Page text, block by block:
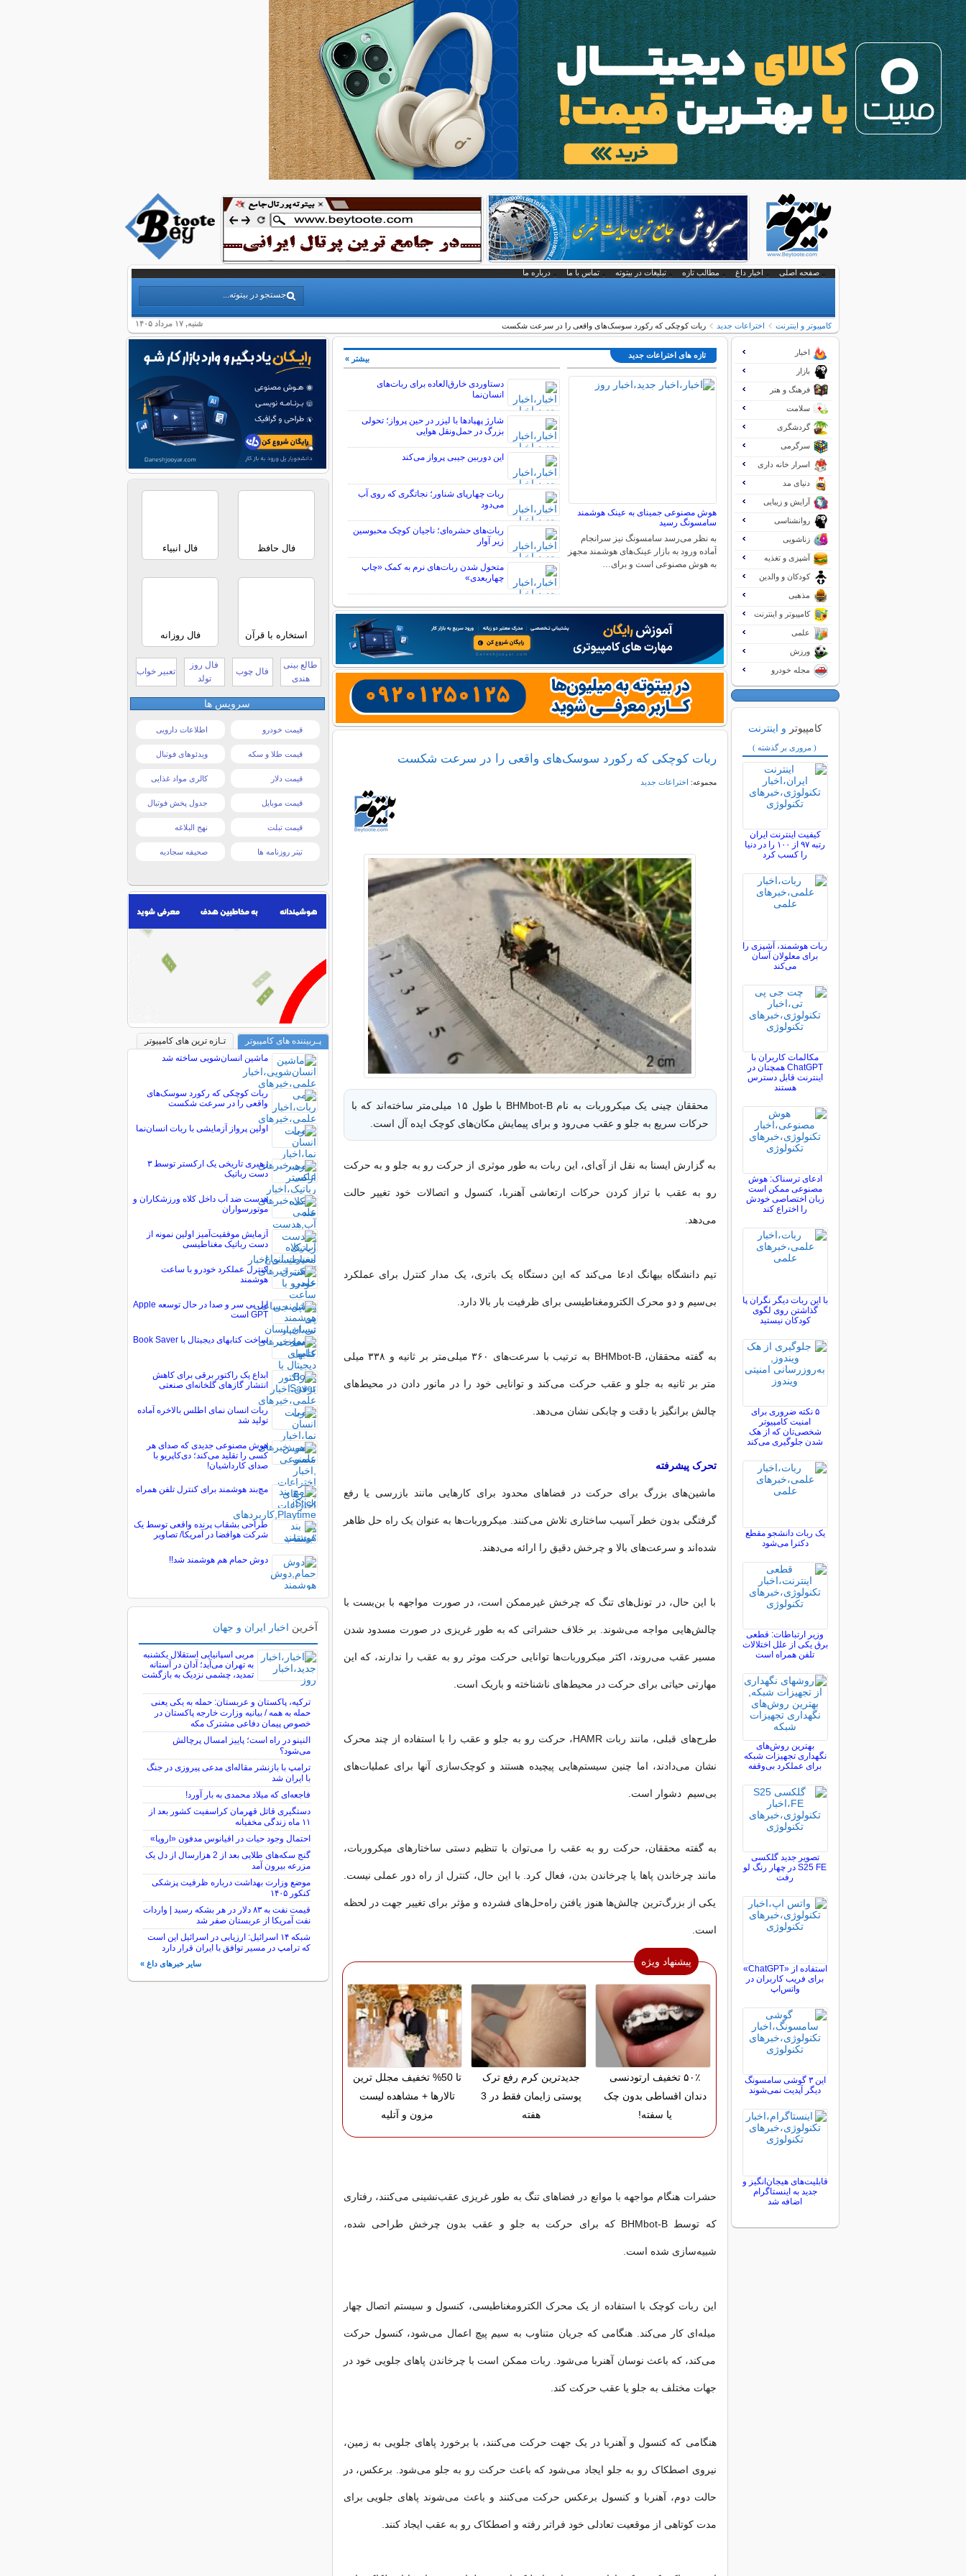
صفحه اصلی اخبار داغ مطالب تازه تبلیغات در بیتوته تماس با ما درباره ما
شنبه, ۱۷ مرداد ۱۴۰۵ کامپیوتر و اینترنت اختراعات جدید ربات کوچکی که رکورد سوسک‌های واقعی را در سرعت شکست
تازه های اختراعات جدید
هوش مصنوعی جمینای به عینک هوشمند
سامسونگ رسید
به نظر می‌رسد سامسونگ نیز سرانجام
آماده ورود به بازار عینک‌های هوشمند مجهز
به هوش مصنوعی است و برای…
دستاوردی خارق‌العاده برای ربات‌های
انسان‌نما
شارژ پهپادها با لیزر در حین پرواز؛ تحولی
بزرگ در حمل‌ونقل هوایی
این دوربین جیبی پرواز می‌کند
ربات چهارپای شناور؛ نجاتگری که روی آب
می‌دود
ربات‌های حشره‌ای؛ ناجیان کوچک محبوسین
زیر آوار
متحول شدن ربات‌های نرم به کمک «چاپ
چهاربعدی»
بیشتر »
ربات کوچکی که رکورد سوسک‌های واقعی را در سرعت شکست
مجموعه: اختراعات جدید
محققان چینی یک میکروربات به نام BHMbot-B با طول ۱۵ میلی‌متر ساخته‌اند که با
حرکات سریع به جلو و عقب می‌رود و برای پیمایش مکان‌های کوچک ایده آل است.
به گزارش ایسنا به نقل از آی‌ای، این ربات به طور موثری از حرکت رو به جلو و به حرکت
رو به عقب با تراز کردن حرکات ارتعاشی آهنربا، کنسول و اتصالات خود تغییر حالت
می‌دهد.
تیم دانشگاه بیهانگ ادعا می‌کند که این دستگاه یک باتری، یک مدار کنترل برای عملکرد
بی‌سیم و دو محرک الکترومغناطیسی برای ظرفیت بار بالا دارد.
به گفته محققان، BHMbot-B به ترتیب با سرعت‌های ۳۶۰ میلی‌متر بر ثانیه و ۳۳۸ میلی
متر بر ثانیه به جلو و عقب حرکت می‌کند و توانایی خود را در مانور دادن در محیط‌های
چالش برانگیز با دقت و چابکی نشان می‌دهد.
تحرک پیشرفته
ماشین‌های بزرگ برای حرکت در فضاهای محدود برای کارهایی مانند بازرسی یا رفع
گرفتگی بدون خطر آسیب ساختاری تلاش می‌کنند. میکروربات‌ها به عنوان یک راه حل ظاهر
شده‌اند و سرعت‌های بالا و چرخش دقیق را ارائه می‌دهند.
با این حال، در تونل‌های تنگ که چرخش غیرممکن است، در صورت مواجهه با بن‌بست با
چالش‌هایی مواجه می‌شوند. بر خلاف حشراتی که به طور غریزی در صورت مسدود شدن
مسیر عقب می‌روند، اکثر میکروربات‌ها توانایی حرکت موثر رو به عقب را ندارند، که این
مهارتی حیاتی برای حرکت در محیط‌های ناشناخته و باریک است.
طرح‌های قبلی، مانند ربات HAMR، حرکت رو به جلو و عقب را با استفاده از چند محرک
نشان می‌دادند، اما چنین سیستم‌هایی پیچیده هستند و کوچک‌سازی آنها برای عملیات‌های
بی‌سیم دشوار است.
به گفته محققان، حرکت رو به عقب را می‌توان با تنظیم دستی ساختارهای میکروربات،
مانند چرخاندن پاها یا چرخاندن بدن، فعال کرد. با این حال، کنترل از راه دور عملی نیست.
یکی از بزرگ‌ترین چالش‌ها هنوز یافتن راه‌حل‌های فشرده و مؤثر برای تغییر جهت در لحظه
است.
پیشنهاد ویژه
۵۰٪ تخفیف ارتودنسی
دندان اقساطی بدون چک
یا سفته!
جدیدترین کرم رفع ترک
پوستی زایمان فقط در 3
هفته
تا 50% تخفیف مجلل ترین
تالارها + مشاهده لیست
مزون و آتلیه
حشرات هنگام مواجهه با موانع در فضاهای تنگ به طور غریزی عقب‌نشینی می‌کنند، رفتاری
که توسط BHMbot-B که برای حرکت به جلو و عقب بدون چرخش طراحی شده،
شبیه‌سازی شده است.
این ربات کوچک با استفاده از یک محرک الکترومغناطیسی، کنسول و سیستم اتصال چهار
میله‌ای کار می‌کند. هنگامی که جریان متناوب به سیم پیچ اعمال می‌شود، کنسول حرکت
می‌کند، که باعث نوسان آهنربا می‌شود. ربات ممکن است با چرخاندن پاهای جلویی خود در
جهات مختلف به جلو یا عقب حرکت کند.
هنگامی که کنسول و آهنربا در یک جهت حرکت می‌کنند، با برخورد پاهای جلویی به زمین،
نیروی اصطکاک رو به جلو ایجاد می‌شود که باعث حرکت رو به جلو می‌شود. برعکس، در
حالت دوم، آهنربا و کنسول برعکس حرکت می‌کنند و باعث می‌شوند پاهای جلویی برای
مدت کوتاهی از موقعیت تعادلی خود فراتر رفته و اصطکاک رو به عقب ایجاد کنند.
اخبار
بازار
فرهنگ و هنر
سلامت
گردشگری
سرگرمی
اسرار خانه داری
دنیای مد
آرایش و زیبایی
روانشناسی
زناشویی
آشپزی و تغذیه
کودکان و والدین
مذهبی
کامپیوتر و اینترنت
علمی
ورزش
مجله خودرو
کامپیوتر و اینترنت
( مروری بر گذشته )
کیفیت اینترنت ایران
رتبه ۹۷ از ۱۰۰ را در دنیا
را کسب کرد
ربات هوشمند، آشپزی را
برای معلولان آسان
می‌کند
مکالمات کاربران با
ChatGPT همچنان در
اینترنت قابل دسترس
هستند
ادعای ترسناک: هوش
مصنوعی ممکن است
زبان اختصاصی خودش
را اختراع کند
با این ربات دیگر نگران پا
گذاشتن روی لگوی
کودکان نیستید
۵ نکته ضروری برای
امنیت کامپیوتر
شخصی‌تان که از هک
شدن جلوگیری می‌کند
یک ربات دانشجو مقطع
دکترا می‌شود
وزیر ارتباطات: قطعی
برق یکی از علل اختلالات
تلفن همراه است
بهترین روش‌های
نگهداری تجهیزات شبکه
برای عملکرد بی‌وقفه
تصویر جدید گلکسی
S25 FE در چهار رنگ لو
رفت
استفاده از «ChatGPT»
برای فریب کاربران در
واتس‌اپ
این ۳ گوشی سامسونگ
دیگر آپدیت نمی‌شوند
قابلیت‌های هیجان‌انگیز و
جدید به اینستاگرام
اضافه شد
فال حافظ فال انبیاء
استخاره با قرآن فال روزانه
طالع بینی
هندی
فال چوب
فال روز
تولد
تعبیر خواب
سرویس ها
قیمت خودرو اطلاعات دارویی
قیمت طلا و سکه ویدئوهای فوتبال
قیمت دلار کالری مواد غذایی
قیمت موبایل جدول پخش فوتبال
قیمت تبلت نهج البلاغه
تیتر روزنامه ها صحیفه سجادیه
پـربیننده های کامپیوتر
تـازه ترین های کامپیوتر
ماشین انسان‌شویی ساخته شد
ربات کوچکی که رکورد سوسک‌های
واقعی را در سرعت شکست
اولین پرواز آزمایشی با ربات انسان‌نما
رهبری تاریخی یک ارکستر توسط ۳
دست رباتیک
هدست ضد آب داخل کلاه ورزشکاران و
موتورسواران
آزمایش موفقیت‌آمیز اولین نمونه از
دست رباتیک مغناطیسی
کنترل عملکرد خودرو با ساعت
هوشمند
اپل بی سر و صدا در حال توسعه Apple
GPT است
ساخت کتابهای دیجیتال با Book Saver
ابداع یک راکتور برقی برای کاهش
انتشار گازهای گلخانه‌ای صنعتی
ربات انسان نمای اطلس بالاخره آماده
تولید شد
هوش مصنوعی جدیدی که صدای هر
کسی را تقلید می‌کند؛ دی‌کاپریو با
صدای کارداشیان!
مچ‌بند هوشمند برای کنترل تلفن همراه
طراحی بشقاب پرنده واقعی توسط یک
شرکت هوافضا در آمریکا/ تصاویر
دوش حمام هم هوشمند شد!!
آخرین اخبار ایران و جهان
مربی اسپانیایی استقلال یکشنبه
به تهران می‌آید؛ آدان در آستانه
تمدید، چشمی نزدیک به بازگشت
ترکیه، پاکستان و عربستان: حمله به یکی یعنی
حمله به همه / بیانیه وزارت خارجه پاکستان در
خصوص پیمان دفاعی مشترک مکه
النینو در راه است؛ پاییز امسال پرچالش
می‌شود؟
ترامپ با بازنشر مقاله‌ای مدعی پیروزی در جنگ
با ایران شد
فاجعه‌ای که میلاد محمدی به بار آورد!
دستگیری قاتل قهرمان کراسفیت کشور بعد از
۱۱ ماه زندگی مخفیانه
احتمال وجود حیات در اقیانوس مدفون «اروپا»
گنج سکه‌های طلایی بعد از 2 هزارسال از دل یک
مزرعه بیرون آمد
موضع وزارت بهداشت درباره ظرفیت پزشکی
کنکور ۱۴۰۵
قیمت نفت به ۸۳ دلار در هر بشکه رسید | واردات
نفت آمریکا از عربستان صفر شد
شبکه ۱۴ اسرائیل: ارزیابی در اسرائیل این است
که ترامپ در مسیر توافق با ایران قرار دارد
سایر خبرهای داغ »